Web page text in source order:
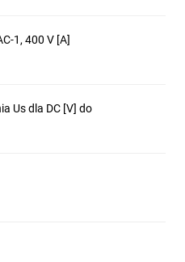
1, 400 V [A]
Us dla DC [V] do